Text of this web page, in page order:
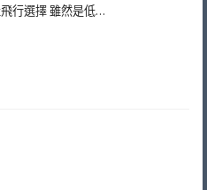
行選擇 雖然是低…